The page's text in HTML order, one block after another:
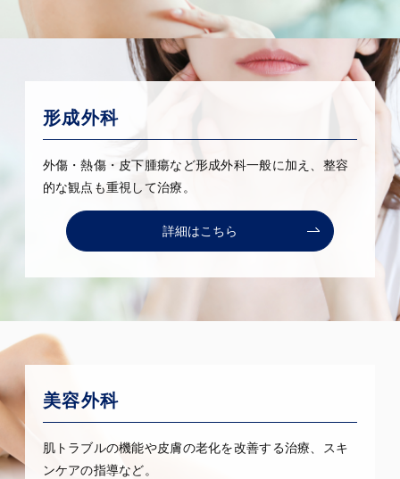
形成外科
外傷・熱傷・皮下腫瘍など形成外科一般に加え、整容
的な観点も重視して治療。
詳細はこちら
美容外科
肌トラブルの機能や皮膚の老化を改善する治療、スキ
ンケアの指導など。